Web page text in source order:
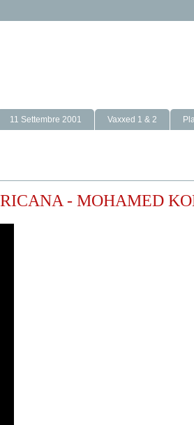
11 Settembre 2001 Vaxxed 1 & 2
- MOHAMED